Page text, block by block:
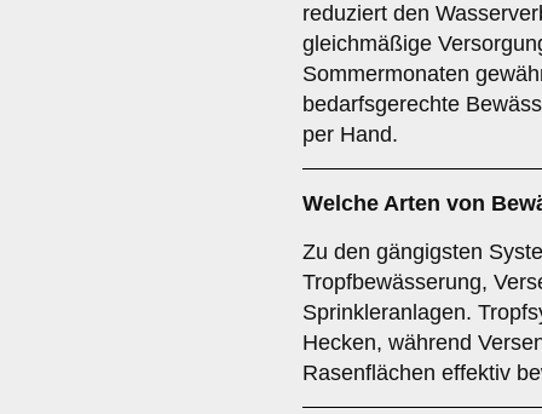
reduziert den
gleichmäßige
Sommermonaten
bedarfsgerechte
per Hand.
Welche Arten von
Zu den gängigsten
Tropfbewässerung,
Sprinkleranlagen.
Hecken, während
Rasenflächen effektiv